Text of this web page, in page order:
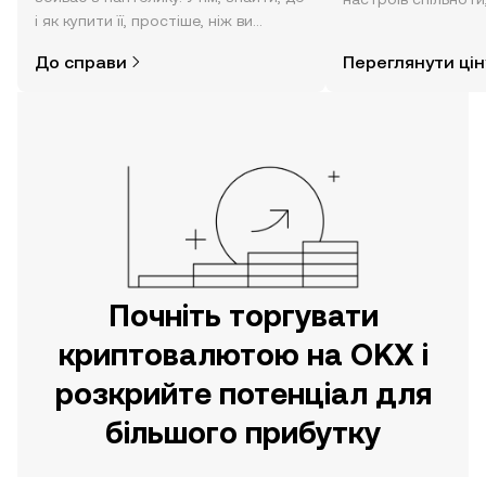
і як купити її, простіше, ніж ви
за допомогою застосунку OKX для
До справи Переглянути
Почніть торгувати
криптовалютою на OKX і
розкрийте потенціал для
більшого прибутку